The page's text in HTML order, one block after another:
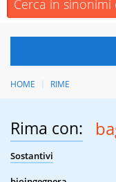
HOME RIME
Rima con:
Sostantivi